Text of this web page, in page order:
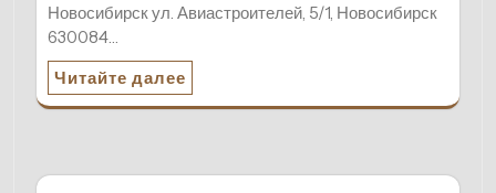
Новосибирск ул. Авиастроителей, 5/1, Новосибирск
630084…
Читайте далее